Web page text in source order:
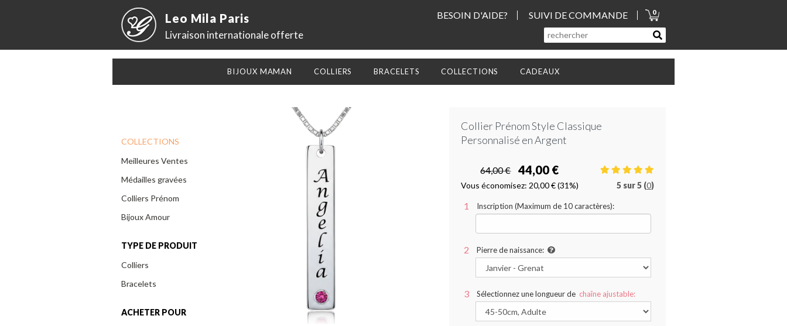
Leo Mila Paris
Livraison internationale offerte
BESOIN D'AIDE? SUIVI DE COMMANDE 0
BIJOUX MAMAN COLLIERS BRACELETS COLLECTIONS CADEAUX
COLLECTIONS
Meilleures Ventes
Médailles gravées
Colliers Prénom
Bijoux Amour
TYPE DE PRODUIT
Colliers
Bracelets
ACHETER POUR
Collier Prénom Style Classique
Personnalisé en Argent
64,00 € 44,00 €
Vous économisez: 20,00 €(31%) 5 sur5 (0)
Inscription (Maximum de 10 caractères):
Pierre de naissance:
Sélectionnez une longueur de chaîne ajustable: